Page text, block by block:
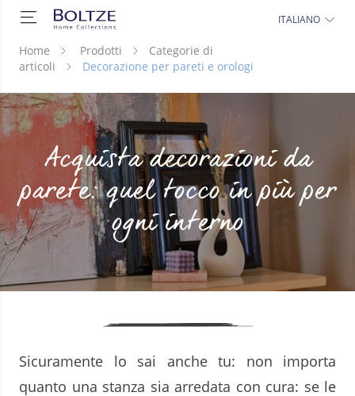
ITALIANO
Home Prodotti
Categorie di
articoli
Decorazione per pareti e orologi
Acquista decorazioni da
parete: quel tocco in più per
ogni interno
Sicuramente lo sai anche tu: non importa
quanto una stanza sia arredata con cura: se le